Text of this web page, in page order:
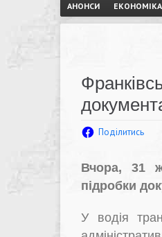
АНОНСИ ЕКОНОМІКА
Поділитись
Вчора, 31
підробки
У водія